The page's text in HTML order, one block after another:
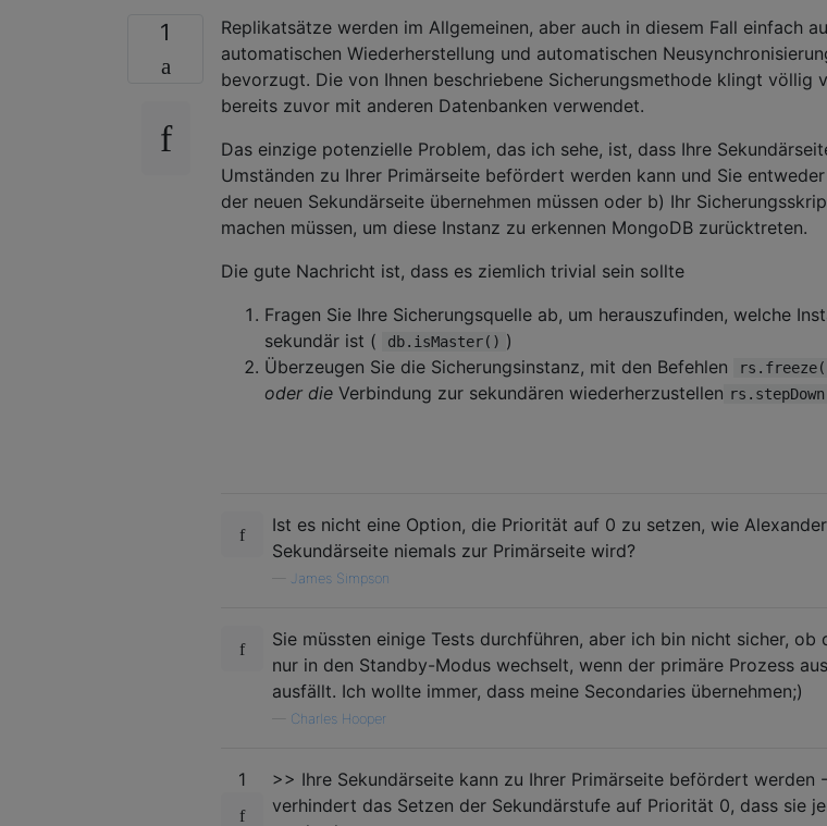
1
Replikatsätze werden im Allgemeinen, aber auch in diesem Fall einfach
automatischen Wiederherstellung und automatischen
bevorzugt. Die von Ihnen beschriebene Sicherungsmethode klingt völlig
bereits zuvor mit anderen Datenbanken verwendet.
Das einzige potenzielle Problem, das ich sehe, ist, dass Ihre
Umständen zu Ihrer Primärseite befördert werden kann und Sie
der neuen Sekundärseite übernehmen müssen oder b) Ihr
machen müssen, um diese Instanz zu erkennen MongoDB zurücktreten.
Die gute Nachricht ist, dass es ziemlich trivial sein sollte
Fragen Sie Ihre Sicherungsquelle ab, um herauszufinden, welche
sekundär ist (
db.isMaster() )
Überzeugen Sie die Sicherungsinstanz, mit den Befehlen
oder die Verbindung zur sekundären wiederherzustellen
Ist es nicht eine Option, die Priorität auf 0 zu setzen, wie
Sekundärseite niemals zur Primärseite wird?
James Simpson
Sie müssten einige Tests durchführen, aber ich bin nicht sicher, ob
nur in den Standby-Modus wechselt, wenn der primäre Prozess
ausfällt. Ich wollte immer, dass meine Secondaries übernehmen;)
Charles Hooper
1
>> Ihre Sekundärseite kann zu Ihrer Primärseite befördert werden
verhindert das Setzen der Sekundärstufe auf Priorität 0, dass sie